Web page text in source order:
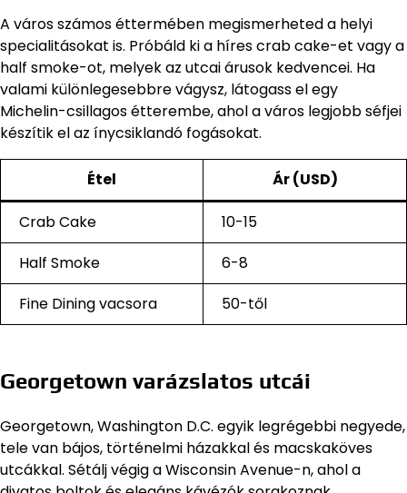
A város számos éttermében megismerheted a helyi
specialitásokat is. Próbáld ki a híres crab cake-et vagy a
half smoke-ot, melyek az utcai árusok kedvencei. Ha
valami különlegesebbre vágysz, látogass el egy
Michelin-csillagos étterembe, ahol a város legjobb séfjei
készítik el az ínycsiklandó fogásokat.
Étel Ár (USD)
Crab Cake
10-15
Half Smoke
6-8
Fine Dining vacsora
50-től
Georgetown varázslatos utcái
Georgetown, Washington D.C. egyik legrégebbi negyede,
tele van bájos, történelmi házakkal és macskaköves
utcákkal. Sétálj végig a Wisconsin Avenue-n, ahol a